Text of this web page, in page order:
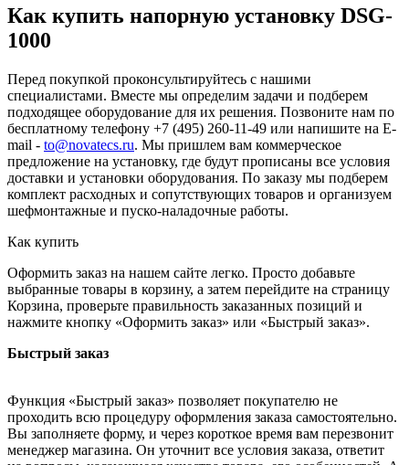
Как купить напорную установку DSG-
1000
Перед покупкой проконсультируйтесь с нашими
специалистами. Вместе мы определим задачи и подберем
подходящее оборудование для их решения. Позвоните нам по
бесплатному телефону +7 (495) 260-11-49 или напишите на E-
mail - to@novatecs.ru. Мы пришлем вам коммерческое
предложение на установку, где будут прописаны все условия
доставки и установки оборудования. По заказу мы подберем
комплект расходных и сопутствующих товаров и организуем
шефмонтажные и пуско-наладочные работы.
Как купить
Оформить заказ на нашем сайте легко. Просто добавьте
выбранные товары в корзину, а затем перейдите на страницу
Корзина, проверьте правильность заказанных позиций и
нажмите кнопку «Оформить заказ» или «Быстрый заказ».
Быстрый заказ
Функция «Быстрый заказ» позволяет покупателю не
проходить всю процедуру оформления заказа самостоятельно.
Вы заполняете форму, и через короткое время вам перезвонит
менеджер магазина. Он уточнит все условия заказа, ответит